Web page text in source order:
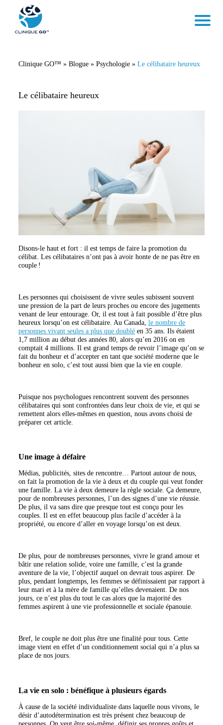
Clinique GO™ » Blogue » Psychologie » Le célibataire heureux
Le célibataire heureux
Disons-le haut et fort : il est temps de faire la promotion du
célibat. Les célibataires n’ont pas à avoir honte de ne pas être en
couple !
Les personnes qui choisissent de vivre seules subissent souvent
une pression de la part de leurs proches ou encore des jugements
venant de leur entourage. Or, il est tout à fait possible d’être plus
heureux lorsqu’on est célibataire. Au Canada, le nombre de
personnes vivant seules a plus que doublé en 35 ans. Ils étaient
1,7 million au début des années 80, alors qu’en 2016 on en
comptait 4 millions. Il est grand temps de revoir l’image qu’on se
fait du bonheur et d’accepter en tant que société moderne que le
bonheur en solo, c’est tout aussi bien que la vie en couple.
Puisque nos psychologues rencontrent souvent des personnes
célibataires qui sont confrontées dans leur choix de vie, et qui se
remettent alors elles-mêmes en question, nous avons choisi de
préparer cet article.
Une image à défaire
Médias, publicités, sites de rencontre… Partout autour de nous,
on fait la promotion de la vie à deux et du couple qui veut fonder
une famille. La vie à deux demeure la règle sociale. Ça demeure,
pour de nombreuses personnes, l’un des signes d’une vie réussie.
De plus, il va sans dire que presque tout est conçu pour les
couples. Il est en effet beaucoup plus facile d’accéder à la
propriété, ou encore d’aller en voyage lorsqu’on est deux.
De plus, pour de nombreuses personnes, vivre le grand amour et
bâtir une relation solide, voire une famille, c’est la grande
aventure de la vie, l’objectif auquel on devrait tous aspirer. De
plus, pendant longtemps, les femmes se définissaient par rapport à
leur mari et à la mère de famille qu’elles devenaient. De nos
jours, ce n’est plus du tout le cas alors que la majorité des
femmes aspirent à une vie professionnelle et sociale épanouie.
Bref, le couple ne doit plus être une finalité pour tous. Cette
image vient en effet d’un conditionnement social qui n’a plus sa
place de nos jours.
La vie en solo : bénéfique à plusieurs égards
À cause de la société individualiste dans laquelle nous vivons, le
désir d’autodétermination est très présent chez beaucoup de